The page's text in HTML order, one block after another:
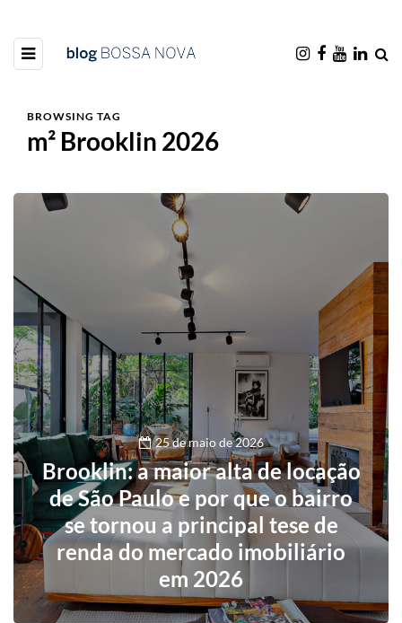
BROWSING TAG
m² Brooklin 2026
25 de maio de 2026
Brooklin: a maior alta de locação
de São Paulo e por que o bairro
se tornou a principal tese de
renda do mercado imobiliário
em 2026